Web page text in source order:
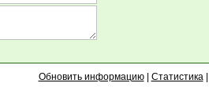
Обновить информацию| Статистика|